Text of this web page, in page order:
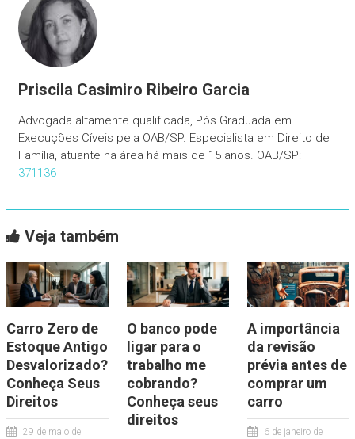
Priscila Casimiro Ribeiro Garcia
Advogada altamente qualificada, Pós Graduada em
Execuções Cíveis pela OAB/SP. Especialista em Direito de
Família, atuante na área há mais de 15 anos. OAB/SP:
371136
Veja também
Carro Zero de
Estoque Antigo
Desvalorizado?
Conheça Seus
Direitos
29 de maio de
O banco pode
ligar para o
trabalho me
cobrando?
Conheça seus
direitos
A importância
da revisão
prévia antes de
comprar um
carro
6 de janeiro de